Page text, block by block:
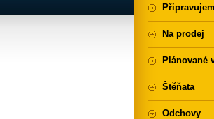
Na prodej
Plánované
Štěňata
Odchovy